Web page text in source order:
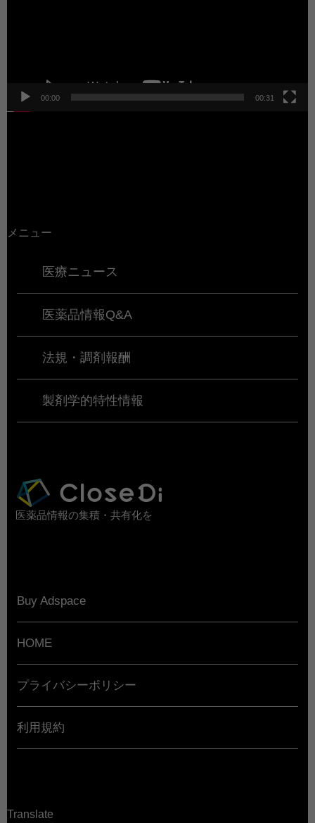
00:00 00:31
メニュー
医療ニュース
医薬品情報Q&A
法規・調剤報酬
製剤学的特性情報
医薬品情報の集積・共有化を
Buy Adspace
HOME
プライバシーポリシー
利用規約
Translate